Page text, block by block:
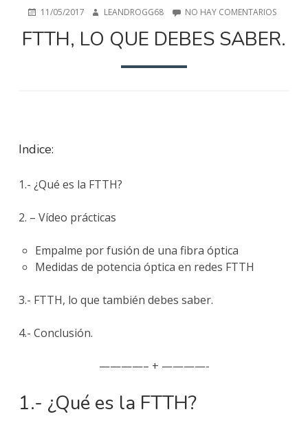
AYUDA
A
PUBLICADO
11/05/2017 AUTORLEANDROGG68 NO HAY COMENTARIOSEN
LO
QUE
FTTH, LO QUE DEBES SABER.
Indice:
1.- ¿Qué es la FTTH?
2. – Vídeo prácticas
Empalme por fusión de una fibra óptica
Medidas de potencia óptica en redes FTTH
3.- FTTH, lo que también debes saber.
4.- Conclusión.
————– + ————-
1.- ¿Qué es la FTTH?